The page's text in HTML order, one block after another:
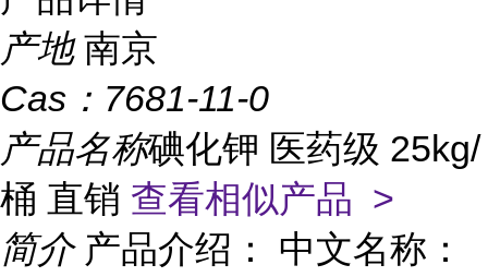
产地 南京
Cas： 7681-11-0
产品名称碘化钾 医药级 25kg/
桶 直销 查看相似产品 >
简介 产品介绍： 中文名称：